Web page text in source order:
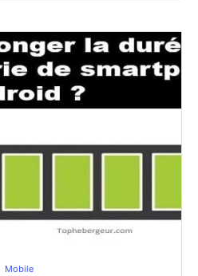
Mobile